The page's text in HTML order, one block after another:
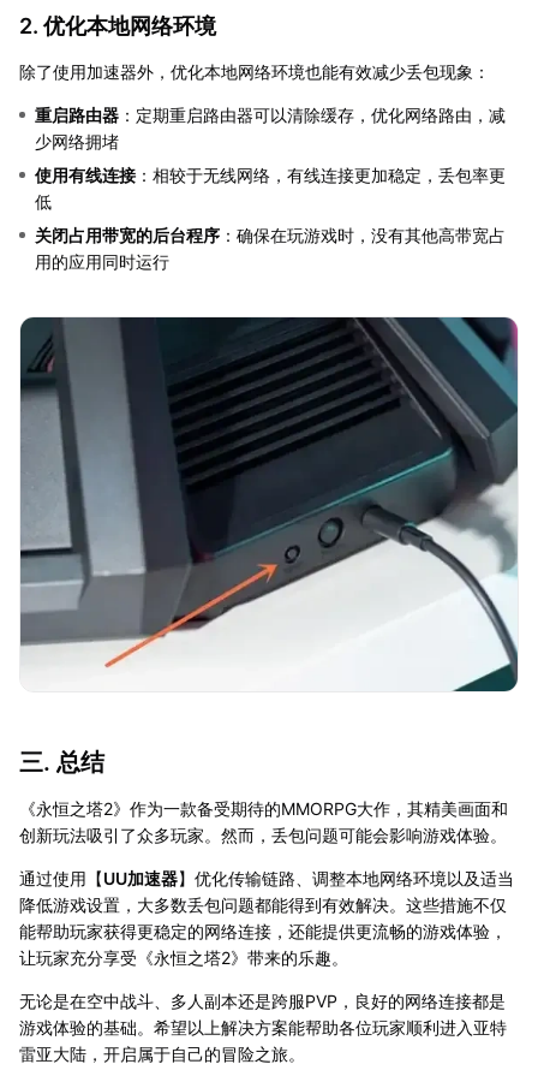
2. 优化本地网络环境
除了使用加速器外，优化本地网络环境也能有效减少丢包现象：
重启路由器 ：定期重启路由器可以清除缓存，优化网络路由，减
少网络拥堵
使用有线连接 ：相较于无线网络，有线连接更加稳定，丢包率更
低
关闭占用带宽的后台程序 ：确保在玩游戏时，没有其他高带宽占
用的应用同时运行
三. 总结
《永恒之塔2》作为一款备受期待的MMORPG大作，其精美画面和
创新玩法吸引了众多玩家。然而，丢包问题可能会影响游戏体验。
通过使用【UU加速器】优化传输链路、调整本地网络环境以及适当
降低游戏设置，大多数丢包问题都能得到有效解决。这些措施不仅
能帮助玩家获得更稳定的网络连接，还能提供更流畅的游戏体验，
让玩家充分享受《永恒之塔2》带来的乐趣。
无论是在空中战斗、多人副本还是跨服PVP，良好的网络连接都是
游戏体验的基础。希望以上解决方案能帮助各位玩家顺利进入亚特
雷亚大陆，开启属于自己的冒险之旅。